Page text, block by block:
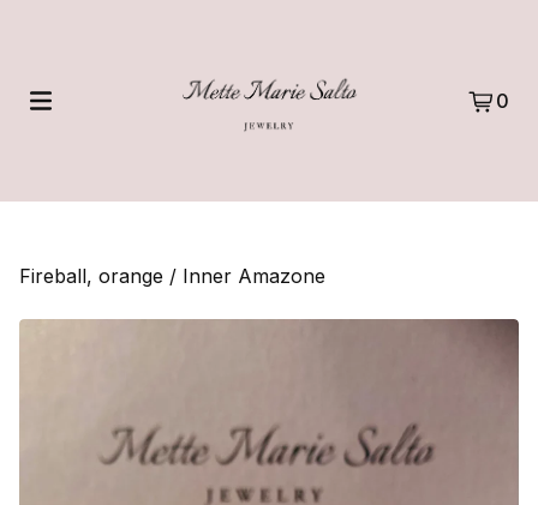
0
Fireball, orange / Inner Amazone